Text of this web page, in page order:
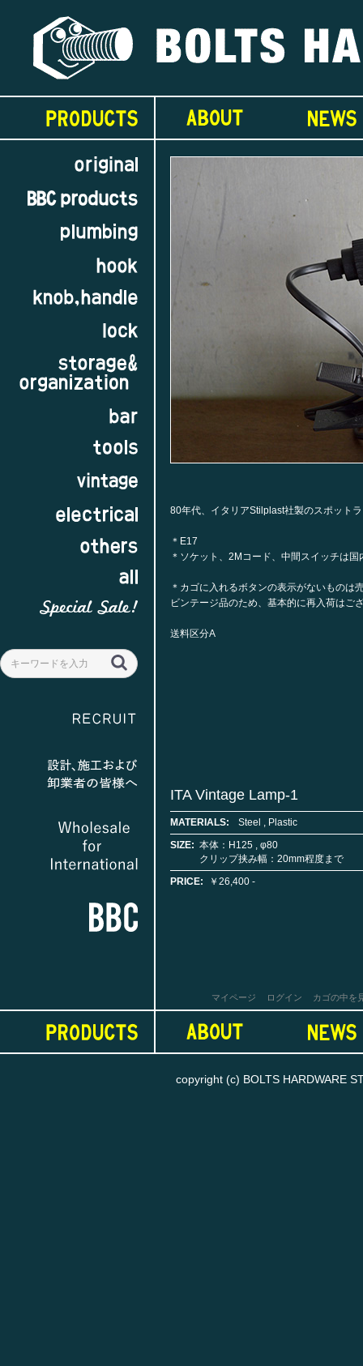
80年代、イタリアStilplast社製のスポット
＊E17
＊ソケット、2Mコード、中間スイッチは
＊カゴに入れるボタンの表示がないものは
ビンテージ品のため、基本的に再入荷はご
送料区分A
ITA Vintage Lamp-1
MATERIALS:
Steel , Plastic
SIZE: 本体：H125 , φ80
クリップ挟み幅：20mm程度まで
PRICE:
￥26,400 -
マイページ ログイン カゴの中を
copyright (c) BOLTS HARDWARE